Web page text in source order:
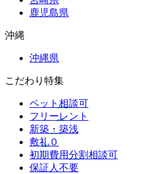
鹿児島県
沖縄
沖縄県
こだわり特集
ペット相談可
フリーレント
新築・築浅
敷礼０
初期費用分割相談可
保証人不要